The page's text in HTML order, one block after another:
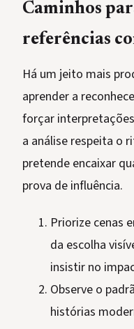
Caminhos
referências
Há um jeito mais
aprender a
forçar
a análise respeita o
pretende encaixar
prova de influência.
Priorize cenas
da escolha
insistir no
Observe o
histórias